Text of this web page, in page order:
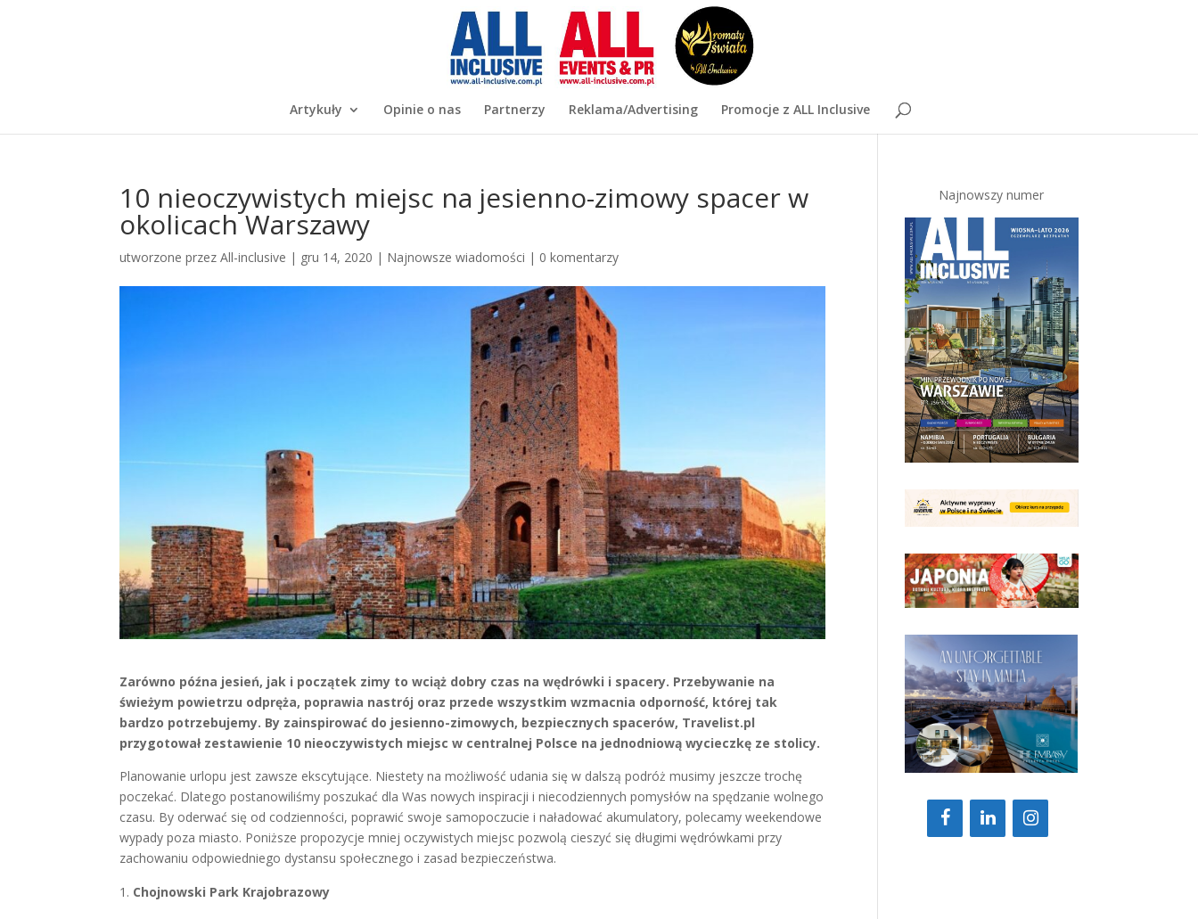
Artykuły Opinie o nas Partnerzy Reklama/Advertising Promocje z ALL Inclusive
10 nieoczywistych miejsc na jesienno-zimowy spacer w
okolicach Warszawy
utworzone przezAll-inclusive | gru 14, 2020 | Najnowsze wiadomości | 0 komentarzy
Zarówno późna jesień, jak i początek zimy to wciąż dobry czas na wędrówki i spacery. Przebywanie na
świeżym powietrzu odpręża, poprawia nastrój oraz przede wszystkim wzmacnia odporność, której tak
bardzo potrzebujemy. By zainspirować do jesienno-zimowych, bezpiecznych spacerów, Travelist.pl
przygotował zestawienie 10 nieoczywistych miejsc w centralnej Polsce na jednodniową wycieczkę ze stolicy.
Planowanie urlopu jest zawsze ekscytujące. Niestety na możliwość udania się w dalszą podróż musimy jeszcze trochę
poczekać. Dlatego postanowiliśmy poszukać dla Was nowych inspiracji i niecodziennych pomysłów na spędzanie wolnego
czasu. By oderwać się od codzienności, poprawić swoje samopoczucie i naładować akumulatory, polecamy weekendowe
wypady poza miasto. Poniższe propozycje mniej oczywistych miejsc pozwolą cieszyć się długimi wędrówkami przy
zachowaniu odpowiedniego dystansu społecznego i zasad bezpieczeństwa.
Chojnowski Park Krajobrazowy
Najnowszy numer